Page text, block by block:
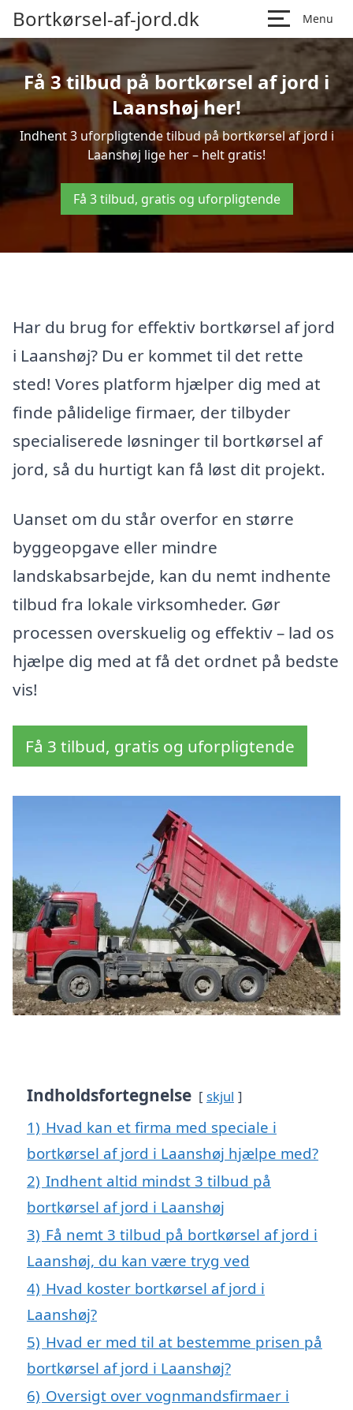
Bortkørsel-af-jord.dk Menu
Få 3 tilbud på bortkørsel af jord i
Laanshøj her!
Indhent 3 uforpligtende tilbud på bortkørsel af jord i
Laanshøj lige her – helt gratis!
Få 3 tilbud, gratis og uforpligtende
Har du brug for effektiv bortkørsel af jord
i Laanshøj? Du er kommet til det rette
sted! Vores platform hjælper dig med at
finde pålidelige firmaer, der tilbyder
specialiserede løsninger til bortkørsel af
jord, så du hurtigt kan få løst dit projekt.
Uanset om du står overfor en større
byggeopgave eller mindre
landskabsarbejde, kan du nemt indhente
tilbud fra lokale virksomheder. Gør
processen overskuelig og effektiv – lad os
hjælpe dig med at få det ordnet på bedste
vis!
Få 3 tilbud, gratis og uforpligtende
Indholdsfortegnelse skjul
1) Hvad kan et firma med speciale i
bortkørsel af jord i Laanshøj hjælpe med?
2) Indhent altid mindst 3 tilbud på
bortkørsel af jord i Laanshøj
3) Få nemt 3 tilbud på bortkørsel af jord i
Laanshøj, du kan være tryg ved
4) Hvad koster bortkørsel af jord i
Laanshøj?
5) Hvad er med til at bestemme prisen på
bortkørsel af jord i Laanshøj?
6) Oversigt over vognmandsfirmaer i